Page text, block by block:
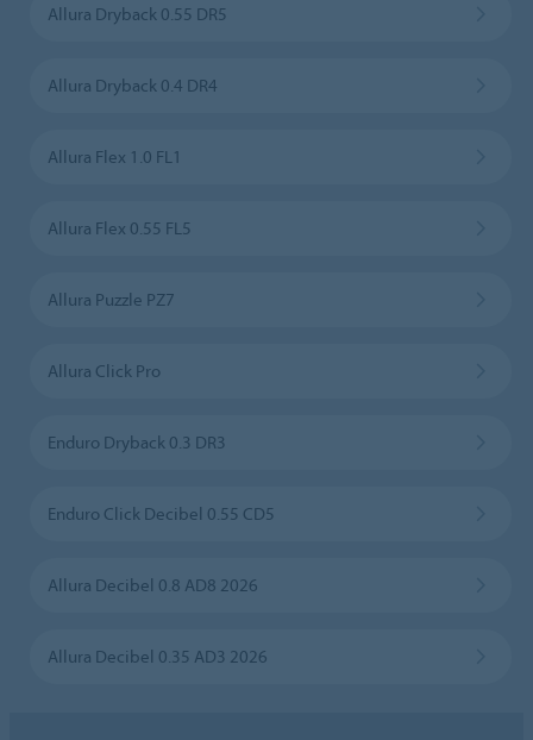
Allura Dryback 0.55 DR5
Allura Dryback 0.4 DR4
Allura Flex 1.0 FL1
Allura Flex 0.55 FL5
Allura Puzzle PZ7
Allura Click Pro
Enduro Dryback 0.3 DR3
Enduro Click Decibel 0.55 CD5
Allura Decibel 0.8 AD8 2026
Allura Decibel 0.35 AD3 2026